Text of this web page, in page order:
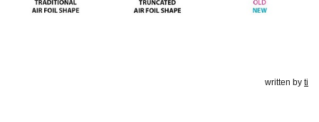
written by ti